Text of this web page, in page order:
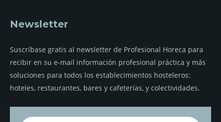
Newsletter
Suscríbase gratis al newsletter de Profesional Horeca para
recibir en su e-mail información profesional práctica y más
soluciones para todos los establecimientos hosteleros:
hoteles, restaurantes, bares y cafeterías, y colectividades.